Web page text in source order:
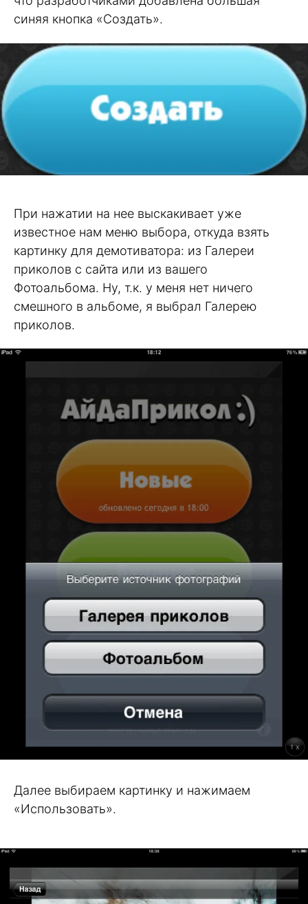
синяя кнопка «Создать».
При нажатии на нее выскакивает уже
известное нам меню выбора, откуда взять
картинку для демотиватора: из Галереи
приколов с сайта или из вашего
Фотоальбома. Ну, т.к. у меня нет ничего
смешного в альбоме, я выбрал Галерею
приколов.
Далее выбираем картинку и нажимаем
«Использовать».